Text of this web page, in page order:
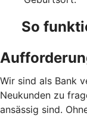
So
Wir sind als Bank
Neukunden zu
ansässig sind.